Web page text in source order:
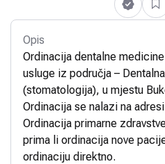
Opis
Ordinacija dentalne
usluge iz područja –
(stomatologija), u mjestu
Ordinacija se nalazi na
Ordinacija primarne
prima li ordinacija nove
ordinaciju direktno.